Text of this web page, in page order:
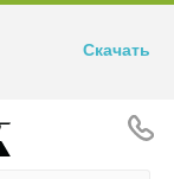
Скачать